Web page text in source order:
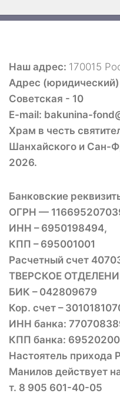
Наш адрес: 170015
Адрес (юридический)
Советская - 10
E-mail: bakunina-
Храм в честь
Шанхайского и Сан-
2026.
Банковские
ОГРН —
ИНН – 6950198494,
КПП – 695001001
Расчетный счет
ТВЕРСКОЕ
БИК – 042809679
Кор. счет –
ИНН банка:
КПП банка:
Настоятель прихода
Манилов действует
т. 8 905 601-40-05